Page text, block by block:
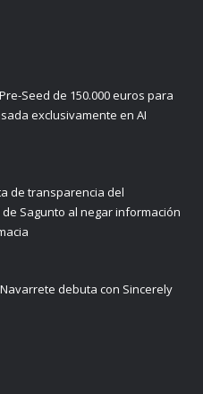
Seed de 150.000 euros para
exclusivamente en AI
de transparencia del
Sagunto al negar información
debuta con Sincerely